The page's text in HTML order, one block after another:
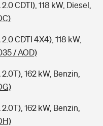
CDTI), 118 kW, Diesel,
CDTI 4X4), 118 kW,
/ AOD)
162 kW, Benzin,
162 kW, Benzin,